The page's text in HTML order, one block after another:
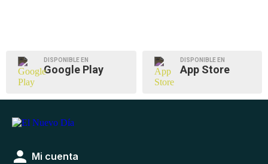
DISPONIBLE EN
Google Play
DISPONIBLE EN
App Store
Mi cuenta